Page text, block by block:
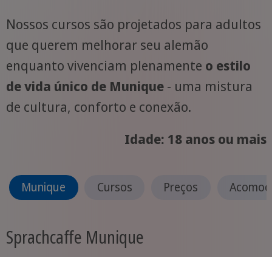
Nossos cursos são projetados para adultos
que querem melhorar seu alemão
enquanto vivenciam plenamente o estilo
de vida único de Munique- uma mistura
de cultura, conforto e conexão.
Idade: 18 anos ou mais
Munique Cursos Preços
Sprachcaffe Munique